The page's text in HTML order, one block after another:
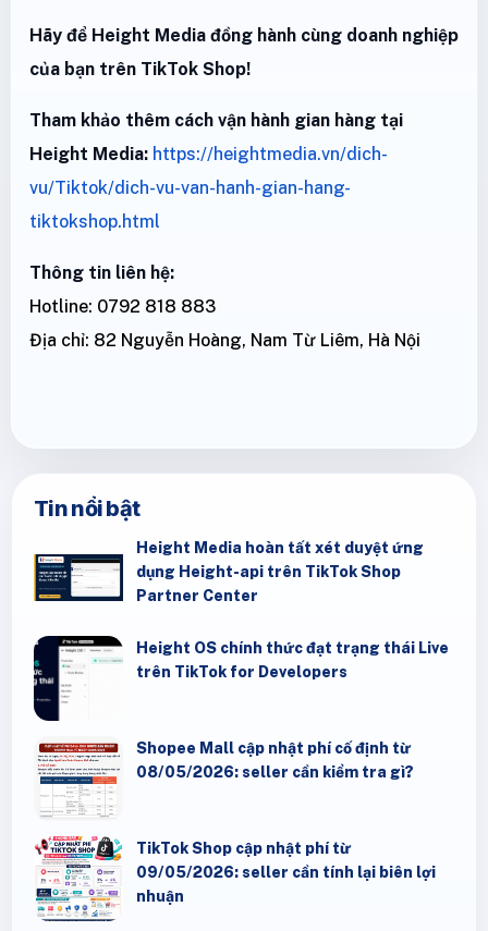
Hãy để Height Media đồng hành cùng doanh nghiệp
của bạn trên TikTok Shop!
Tham khảo thêm cách vận hành gian hàng tại
Height Media: https://heightmedia.vn/dich-
vu/Tiktok/dich-vu-van-hanh-gian-hang-
tiktokshop.html
Thông tin liên hệ:
Hotline: 0792 818 883
Địa chỉ: 82 Nguyễn Hoàng, Nam Từ Liêm, Hà Nội
Tin nổi bật
Height Media hoàn tất xét duyệt ứng
dụng Height-api trên TikTok Shop
Partner Center
Height OS chính thức đạt trạng thái Live
trên TikTok for Developers
Shopee Mall cập nhật phí cố định từ
08/05/2026: seller cần kiểm tra gì?
TikTok Shop cập nhật phí từ
09/05/2026: seller cần tính lại biên lợi
nhuận